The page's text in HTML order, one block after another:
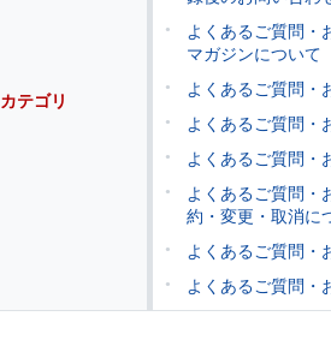
カテゴリ
よくあるご質問・
マガジンについて
よくあるご質問・
よくあるご質問・
よくあるご質問・
よくあるご質問・
約・変更・取消に
よくあるご質問・
よくあるご質問・